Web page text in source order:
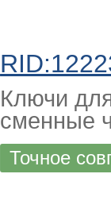
Ключи
сменные
Точное